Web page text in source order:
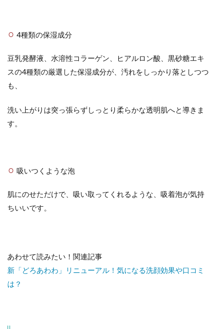
4種類の保湿成分
豆乳発酵液、水溶性コラーゲン、ヒアルロン酸、黒砂糖エキ
スの4種類の厳選した保湿成分が、汚れをしっかり落としつつ
も、
洗い上がりは突っ張らずしっとり柔らかな透明肌へと導きま
す。
吸いつくような泡
肌にのせただけで、吸い取ってくれるような、吸着泡が気持
ちいいです。
あわせて読みたい！関連記事
新「どろあわわ」リニューアル！気になる洗顔効果や口コミ
は？